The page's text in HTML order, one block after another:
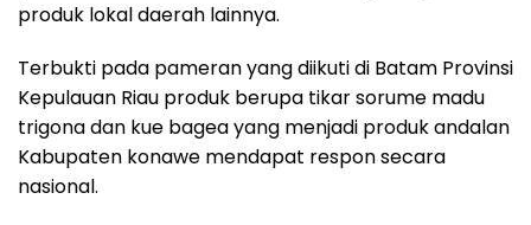
produk lokal daerah lainnya.
Terbukti pada pameran yang diikuti di Batam Provinsi
Kepulauan Riau produk berupa tikar sorume madu
trigona dan kue bagea yang menjadi produk andalan
Kabupaten konawe mendapat respon secara
nasional.